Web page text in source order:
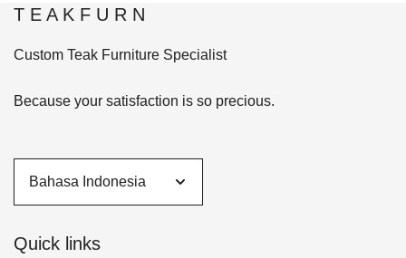
T E A K F U R N
Custom Teak Furniture Specialist
Because your satisfaction is so precious.
Quick links